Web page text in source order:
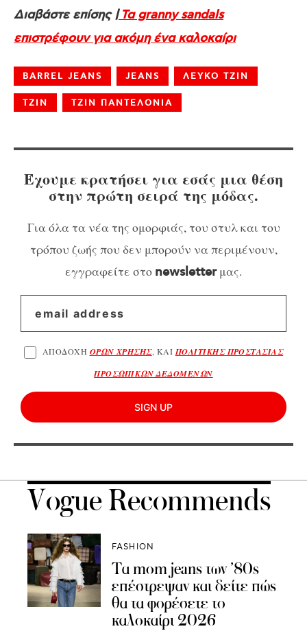
Διαβάστε επίσης |Τα granny sandals
επιστρέφουν για ακόμη ένα καλοκαίρι
BARREL JEANS JEANS ΛΕΥΚΟ ΤΖΙΝ
ΤΖΙΝ ΤΖΙΝ ΠΑΝΤΕΛΟΝΙΑ
Έχουμε κρατήσει για εσάς μια θέση
στην πρώτη σειρά της μόδας.
Για όλα τα νέα της ομορφιάς, του στυλ και του
τρόπου ζωής που δεν μπορούν να περιμένουν,
εγγραφείτε στο newsletterμας.
ΑΠΟΔΟΧΗ ΟΡΩΝ ΧΡΗΣΗΣ, ΚΑΙ ΠΟΛΙΤΙΚΗΣ ΠΡΟΣΤΑΣΙΑΣ
ΠΡΟΣΩΠΙΚΩΝ ΔΕΔΟΜΕΝΩΝ
SIGN UP
Vogue Recommends
FASHION
Τα mom jeans των ’80s
επέστρεψαν και δείτε πώς
θα τα φορέσετε το
καλοκαίρι 2026